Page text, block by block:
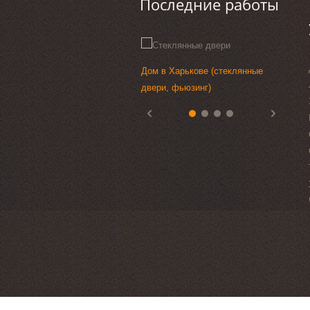
Последние работы
Дом в Харькове (стеклянные
двери, фьюзинг)